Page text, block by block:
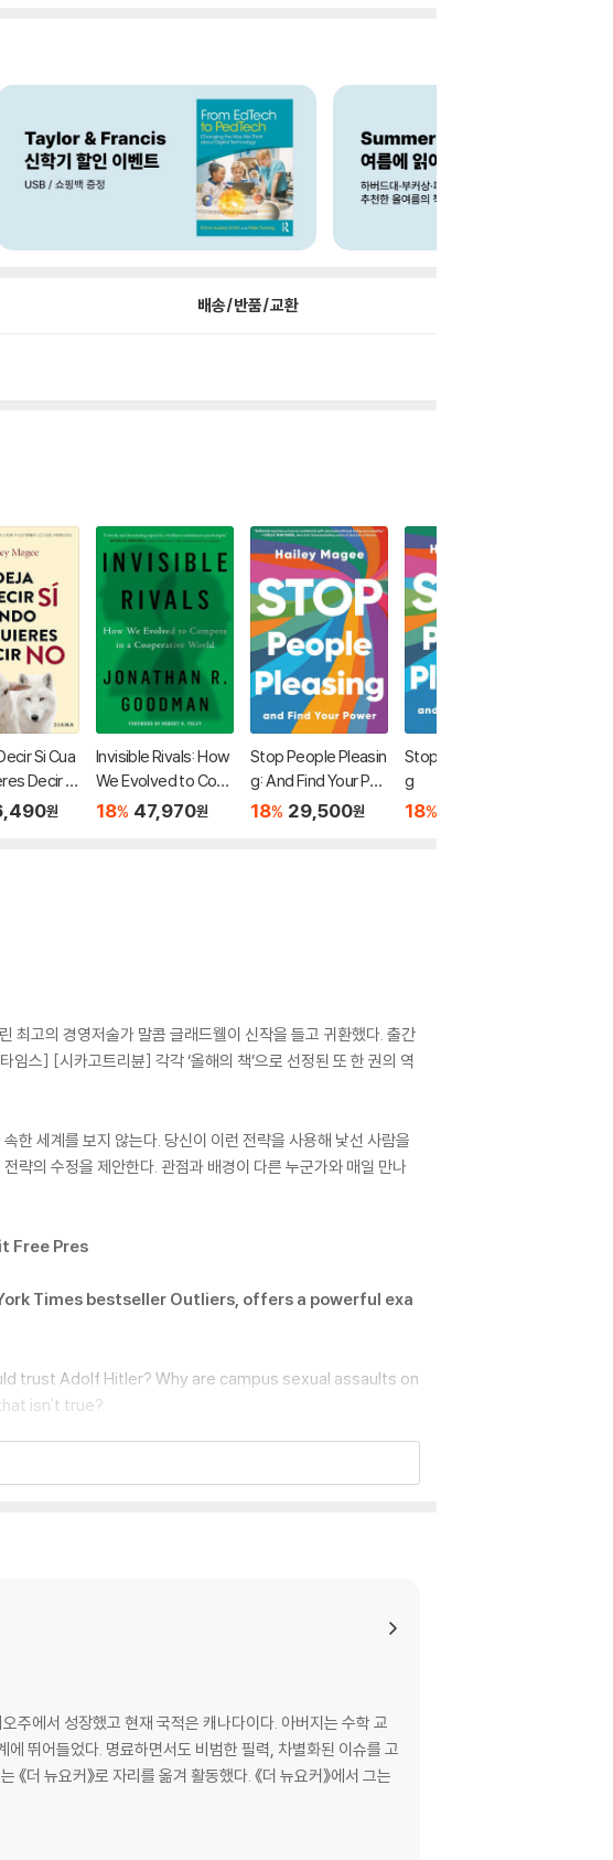
배송/반품/교환
Si Cua
Decir N
Plea
원
Invisible Rivals: How
We Evolved to Com
pete in a Cooperativ
18% 47,970원
Stop People Pleasin
g: And Find Your Po
wer
18% 29,500원
Stop People Pleasin
g
18%
린 최고의 경영저술가 말콤 글래드웰이 신작을 들고 귀환했다. 출간
스] [시카고트리뷴] 각각 ‘올해의 책’으로 선정된 또 한 권의 역
한 세계를 보지 않는다. 당신이 이런 전략을 사용해 낯선 사람을
략의 수정을 제안한다. 관점과 배경이 다른 누군가와 매일 만나
Free Pres
Times bestseller Outliers, offers a powerful exa
trust Adolf Hitler? Why are campus sexual assaults on
isn't true?
was also producing for the ear. In the audiobook ver
military psychologists. Court transcripts are
directly from many of the players in these real-life
of people we don't know. And because we don't kn
profound effect on our lives and our world.
주에서 성장했고 현재 국적은 캐나다이다. 아버지는 수학 교
뛰어들었다. 명료하면서도 비범한 필력, 차별화된 이슈를 고
더 뉴요커》로 자리를 옮겨 활동했다. 《더 뉴요커》에서 그는